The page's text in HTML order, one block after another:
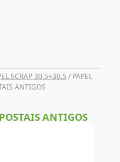
SCRAP 30.5×30.5 / PAPEL
ANTIGOS
ANTIGOS